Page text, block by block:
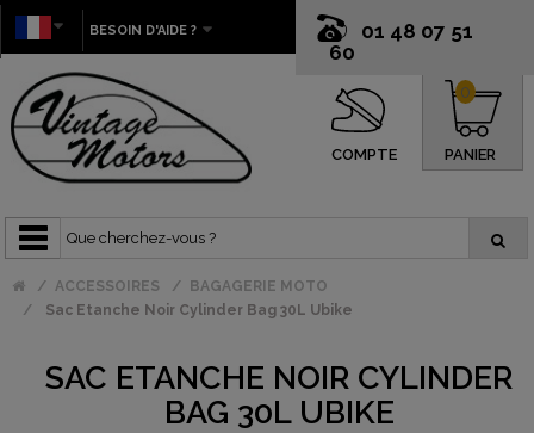
01 48 07 51
60
BESOIN D'AIDE ?
COMPTE PANIER
0
ACCESSOIRES
BAGAGERIE MOTO
Sac Etanche Noir Cylinder Bag 30L Ubike
SAC ETANCHE NOIR CYLINDER
BAG 30L UBIKE